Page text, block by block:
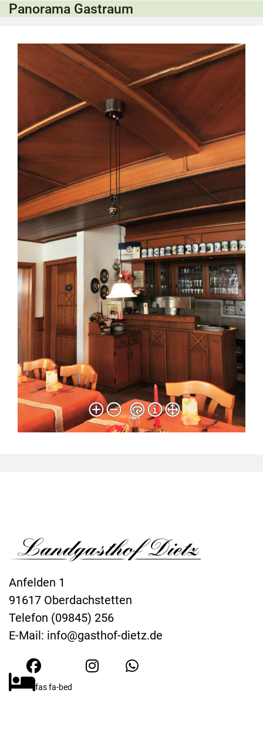
Panorama Gastraum
Anfelden 1
91617 Oberdachstetten
Telefon (09845) 256
E-Mail: info@gasthof-dietz.de
fas fa-bed